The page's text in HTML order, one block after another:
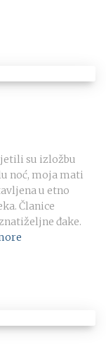
su izložbu
noć, moja mati
u etno
Članice
đake.